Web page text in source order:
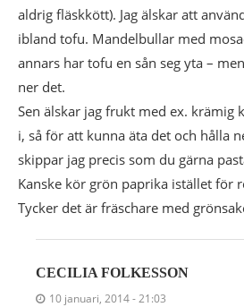
aldrig fläskkött). Jag älskar att
ibland tofu. Mandelbullar med
annars har tofu en sån seg yta –
ner det.
Sen älskar jag frukt med ex. krämig
i, så för att kunna äta det och hålla
skippar jag precis som du gärna
Kanske kör grön paprika istället för
Tycker det är fräschare med
CECILIA FOLKESSON
10 januari, 2014 - 21:03